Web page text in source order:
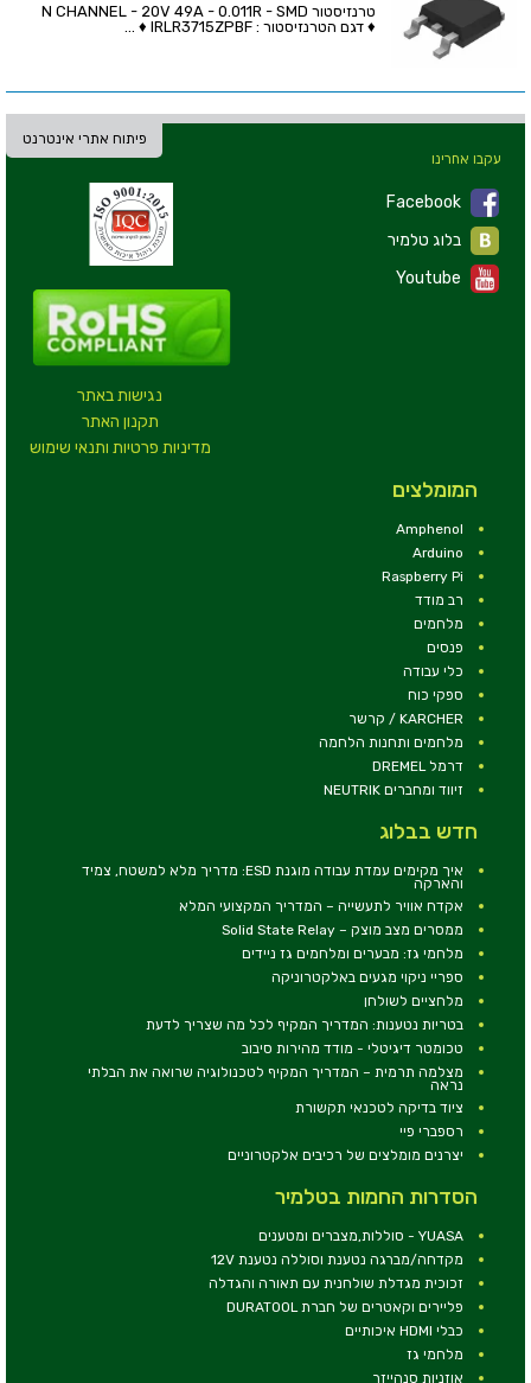
♦ דגם הטרנזיסטור : IRLR3715ZPBF ♦ ...
פיתוח אתרי אינטרנט
נגישות באתר
תקנון האתר
מדיניות פרטיות ותנאי שימוש
עקבו אחרינו
Facebook
Youtube
המומלצים
Amphenol
Arduino
Raspberry Pi
רב מודד
מלחמים
פנסים
כלי עבודה
ספקי כוח
KARCHER / קרשר
מלחמים ותחנות הלחמה
דרמל DREMEL
זיווד ומחברים NEUTRIK
חדש בבלוג
איך מקימים עמדת עבודה מוגנת ESD: מדריך מלא למשטח, צמיד
והארקה
אקדח אוויר לתעשייה – המדריך המקצועי המלא
ממסרים מצב מוצק – Solid State Relay
מלחמי גז: מבערים ומלחמים גז ניידים
ספריי ניקוי מגעים באלקטרוניקה
מלחציים לשולחן
בטריות נטענות: המדריך המקיף לכל מה שצריך לדעת
טכומטר דיגיטלי - מודד מהירות סיבוב
מצלמה תרמית – המדריך המקיף לטכנולוגיה שרואה את הבלתי
נראה
ציוד בדיקה לטכנאי תקשורת
רספברי פיי
יצרנים מומלצים של רכיבים אלקטרוניים
הסדרות החמות בטלמיר
YUASA - סוללות,מצברים ומטענים
מקדחה/מברגה נטענת וסוללה נטענת 12V
זכוכית מגדלת שולחנית עם תאורה והגדלה
פליירים וקאטרים של חברת DURATOOL
כבלי HDMI איכותיים
מלחמי גז
אוזניות סנהייזר